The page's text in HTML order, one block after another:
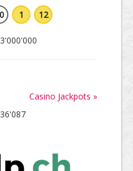
1 12
Casino Jackpots »